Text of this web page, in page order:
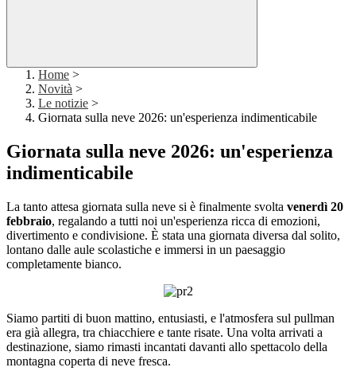
Home >
Novità >
Le notizie >
Giornata sulla neve 2026: un'esperienza indimenticabile
Giornata sulla neve 2026: un'esperienza
indimenticabile
La tanto attesa giornata sulla neve si è finalmente svolta venerdì 20
febbraio, regalando a tutti noi un'esperienza ricca di emozioni,
divertimento e condivisione. È stata una giornata diversa dal solito,
lontano dalle aule scolastiche e immersi in un paesaggio
completamente bianco.
Siamo partiti di buon mattino, entusiasti, e l'atmosfera sul pullman
era già allegra, tra chiacchiere e tante risate. Una volta arrivati a
destinazione, siamo rimasti incantati davanti allo spettacolo della
montagna coperta di neve fresca.